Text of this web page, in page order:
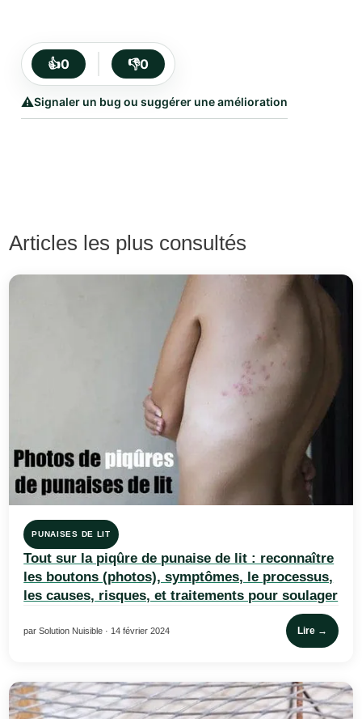
👍0 👎0
⚠️Signaler un bug ou suggérer une amélioration
Articles les plus consultés
PUNAISES DE LIT
Tout sur la piqûre de punaise de lit : reconnaître
les boutons (photos), symptômes, le processus,
les causes, risques, et traitements pour soulager
par Solution Nuisible · 14 février 2024 Lire →